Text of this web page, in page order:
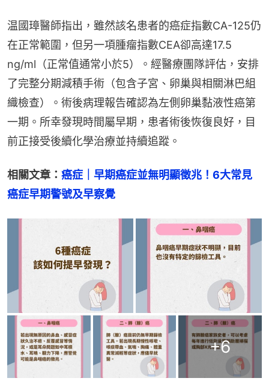
温國璋醫師指出，雖然該名患者的癌症指數CA-125仍
在正常範圍，但另一項腫瘤指數CEA卻高達17.5
ng/ml（正常值通常小於5）。經醫療團隊評估，安排
了完整分期減積手術（包含子宮、卵巢與相關淋巴組
織檢查）。術後病理報告確認為左側卵巢黏液性癌第
一期。所幸發現時間屬早期，患者術後恢復良好，目
前正接受後續化學治療並持續追蹤。
相關文章： 癌症｜早期癌症並無明顯徵兆！6大常見
癌症早期警號及早察覺
+6